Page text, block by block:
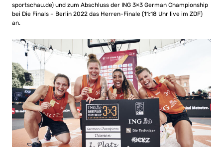
sportschau.de) und zum Abschluss der ING 3×3 German Championship
bei Die Finals – Berlin 2022 das Herren-Finale (11:18 Uhr live im ZDF)
an.